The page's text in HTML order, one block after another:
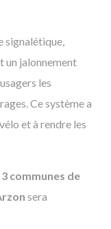
signalétique,
un jalonnement
les
Ce système a
et à rendre les
communes de
sera